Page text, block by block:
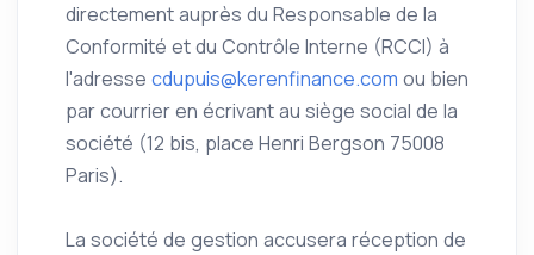
directement auprès du Responsable de la
Conformité et du Contrôle Interne (RCCI) à
l'adresse cdupuis@kerenfinance.com ou bien
par courrier en écrivant au siège social de la
société (12 bis, place Henri Bergson 75008
Paris).
La société de gestion accusera réception de